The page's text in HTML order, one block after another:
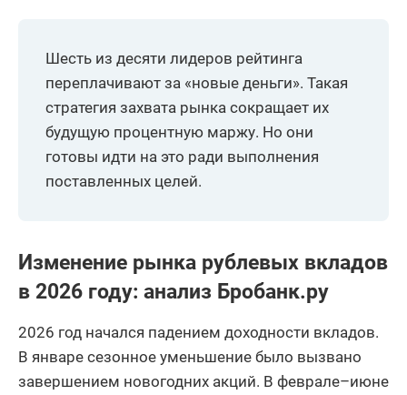
Шесть из десяти лидеров рейтинга
переплачивают за «новые деньги». Такая
стратегия захвата рынка сокращает их
будущую процентную маржу. Но они
готовы идти на это ради выполнения
поставленных целей.
Изменение рынка рублевых вкладов
в 2026 году: анализ Бробанк.ру
2026 год начался падением доходности вкладов.
В январе сезонное уменьшение было вызвано
завершением новогодних акций. В феврале–июне